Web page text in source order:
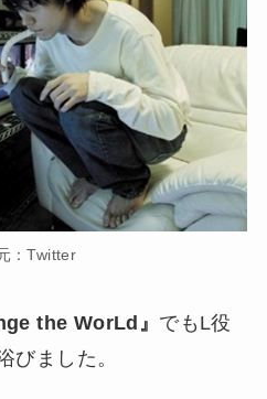
：Twitter
the WorLd』 でもL役
びました。